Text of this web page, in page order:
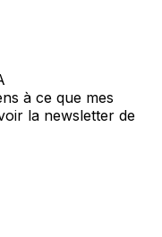
à ce que mes
la newsletter de